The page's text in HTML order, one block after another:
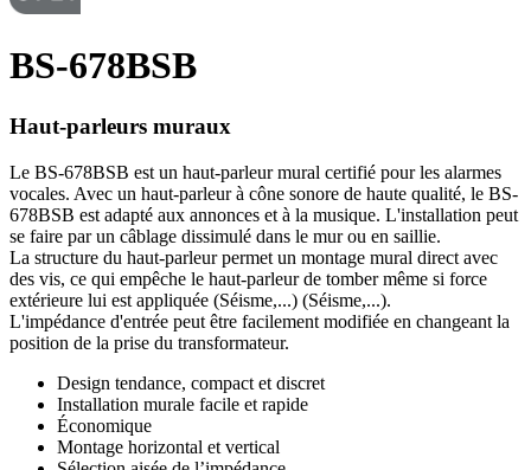
BS-678BSB
Haut-parleurs muraux
Le BS-678BSB est un haut-parleur mural certifié pour les alarmes
vocales. Avec un haut-parleur à cône sonore de haute qualité, le BS-
678BSB est adapté aux annonces et à la musique. L'installation peut
se faire par un câblage dissimulé dans le mur ou en saillie.
La structure du haut-parleur permet un montage mural direct avec
des vis, ce qui empêche le haut-parleur de tomber même si force
extérieure lui est appliquée (Séisme,...) (Séisme,...).
L'impédance d'entrée peut être facilement modifiée en changeant la
position de la prise du transformateur.
Design tendance, compact et discret
Installation murale facile et rapide
Économique
Montage horizontal et vertical